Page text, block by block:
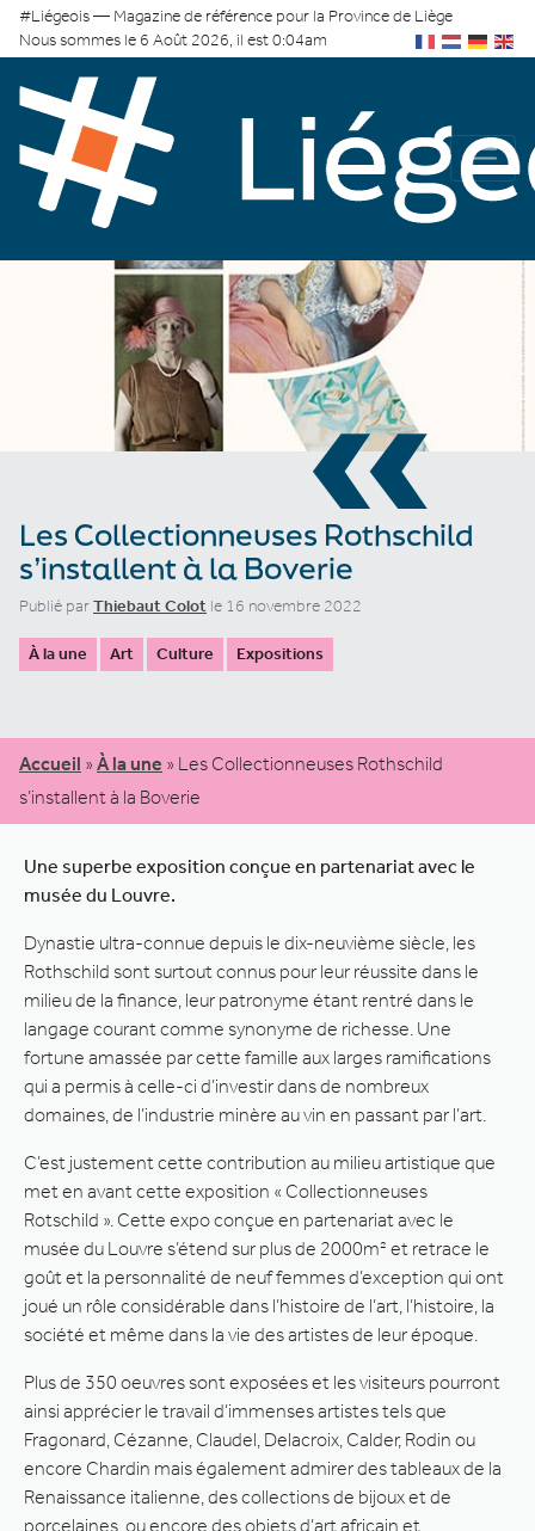
#Liégeois — Magazine de référence pour la Province de Liège
Nous sommes le 6 Août 2026, il est 0:04am
«
Les Collectionneuses Rothschild
s’installent à la Boverie
Publié parThiebaut Colot le 16 novembre 2022
À la une Art Culture Expositions
Accueil » À la une » Les Collectionneuses Rothschild
s’installent à la Boverie
Une superbe exposition conçue en partenariat avec le
musée du Louvre.
Dynastie ultra-connue depuis le dix-neuvième siècle, les
Rothschild sont surtout connus pour leur réussite dans le
milieu de la finance, leur patronyme étant rentré dans le
langage courant comme synonyme de richesse. Une
fortune amassée par cette famille aux larges ramifications
qui a permis à celle-ci d’investir dans de nombreux
domaines, de l’industrie minère au vin en passant par l’art.
C’est justement cette contribution au milieu artistique que
met en avant cette exposition « Collectionneuses
Rotschild ». Cette expo conçue en partenariat avec le
musée du Louvre s’étend sur plus de 2000m² et retrace le
goût et la personnalité de neuf femmes d’exception qui ont
joué un rôle considérable dans l’histoire de l’art, l’histoire, la
société et même dans la vie des artistes de leur époque.
Plus de 350 oeuvres sont exposées et les visiteurs pourront
ainsi apprécier le travail d’immenses artistes tels que
Fragonard, Cézanne, Claudel, Delacroix, Calder, Rodin ou
encore Chardin mais également admirer des tableaux de la
Renaissance italienne, des collections de bijoux et de
porcelaines, ou encore des objets d’art africain et